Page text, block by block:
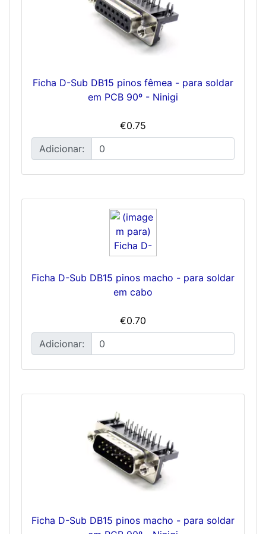
Ficha D-Sub DB15 pinos fêmea - para soldar
em PCB 90º - Ninigi
€0.75
Adicionar:
Ficha D-Sub DB15 pinos macho - para soldar
em cabo
€0.70
Adicionar:
Ficha D-Sub DB15 pinos macho - para soldar